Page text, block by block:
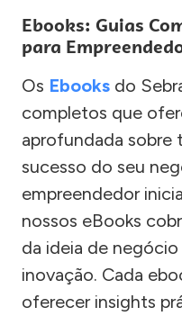
Ebooks: Guias
para
Os Ebooks do
completos que
aprofundada sobre
sucesso do seu
empreendedor
nossos eBooks
da ideia de
inovação. Cada
oferecer insights